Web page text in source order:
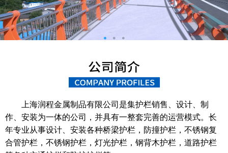
上海润程金属制品有限公司是集护栏销售、设计、制
作、安装为一体的公司，并具有一整套完善的运营模式。长
年专业从事设计、安装各种桥梁护栏，防撞护栏，不锈钢复
合管护栏，不锈钢护栏，灯光护栏，钢背木护栏，道路护栏